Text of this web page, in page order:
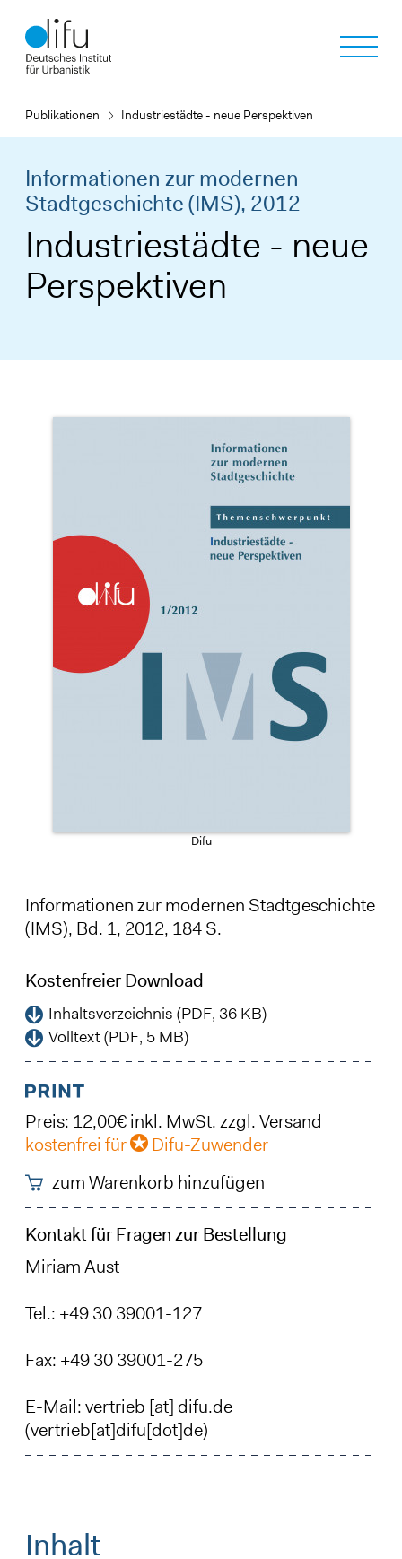
zum
Inhalt
Publikationen Industriestädte - neue Perspektiven
Informationen zur modernen
Stadtgeschichte (IMS), 2012
Industriestädte - neue
Perspektiven
Difu
Informationen zur modernen Stadtgeschichte
(IMS), Bd. 1, 2012, 184 S.
Kostenfreier Download
Inhaltsverzeichnis (PDF, 36 KB)
Volltext (PDF, 5 MB)
Preis: 12,00€ inkl. MwSt. zzgl. Versand
kostenfrei für
Difu-Zuwender
zum Warenkorb hinzufügen
Kontakt für Fragen zur Bestellung
Miriam Aust
Tel.: +49 30 39001-127
Fax: +49 30 39001-275
E-Mail:vertrieb [at]difu.de
(vertrieb[at]difu[dot]de)
Inhalt